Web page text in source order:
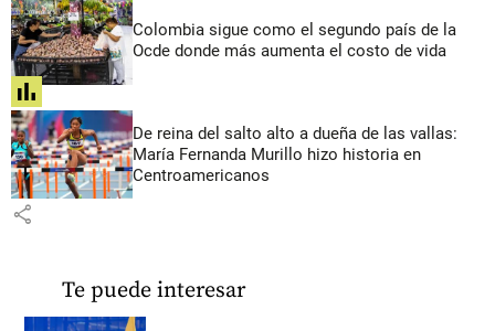
Colombia sigue como el segundo país de la
Ocde donde más aumenta el costo de vida
share
De reina del salto alto a dueña de las vallas:
María Fernanda Murillo hizo historia en
Centroamericanos
share
Te puede interesar